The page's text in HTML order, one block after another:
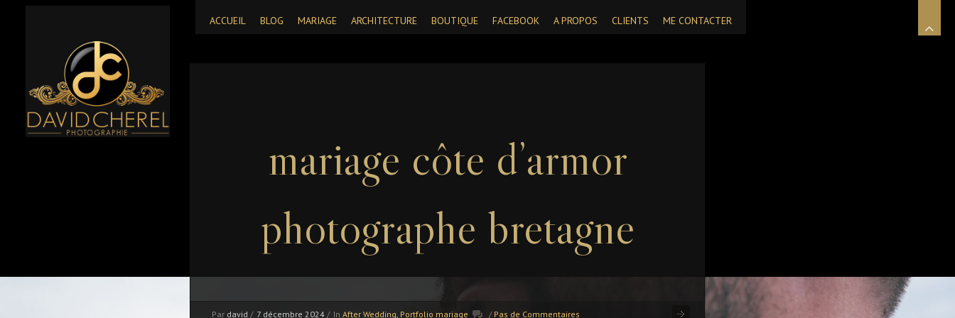
ACCUEIL BLOG MARIAGE ARCHITECTURE BOUTIQUE FACEBOOK A PROPOS CLIENTS ME CONTACTER
mariage côte d’armor
photographe bretagne
Par david / 7 décembre 2024 / In After Wedding, Portfolio mariage / Pas de Commentaires